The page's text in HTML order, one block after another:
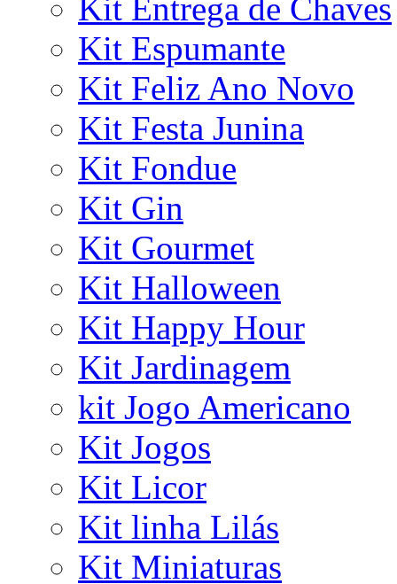
Kit Entrega de Chaves
Kit Espumante
Kit Feliz Ano Novo
Kit Festa Junina
Kit Fondue
Kit Gin
Kit Gourmet
Kit Halloween
Kit Happy Hour
Kit Jardinagem
kit Jogo Americano
Kit Jogos
Kit Licor
Kit linha Lilás
Kit Miniaturas